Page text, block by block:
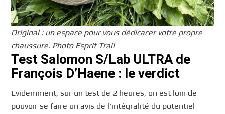
Original : un espace pour vous dédicacer votre propre
chaussure. Photo Esprit Trail
Test Salomon S/Lab ULTRA de
François D’Haene : le verdict
Evidemment, sur un test de 2 heures, on est loin de
pouvoir se faire un avis de l’intégralité du potentiel